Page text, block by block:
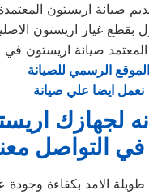
صيانة اريستون
بقطع غيار اريستون
صيانة اريستون
الموقع الرسمي للصيانة
نعمل ايضا علي صيانة
لجهازك
في التواصل
الامد بكفاءة وجودة